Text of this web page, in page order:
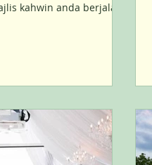
kahwin anda berjalan